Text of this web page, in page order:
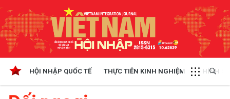
HỘI NHẬP QUỐC TẾ THỰC TIỄN KINH NGHIỆM CHÍNH